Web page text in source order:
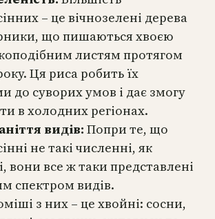
– це вічнозелені дерева
що пишаються хвоєю
листям протягом
Ця риса робить їх
до суворих умов і дає змогу
в холодних регіонах.
видів: Попри те, що
не такі численні, як
вони все ж таки представлені
спектром видів.
з них – це хвойні: сосни,